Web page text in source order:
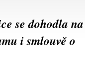
se dohodla na
i smlouvě o